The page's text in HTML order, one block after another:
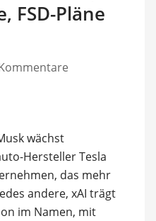
FSD-Pläne
wächst
Hersteller Tesla
das mehr
andere, xAI trägt
im Namen, mit